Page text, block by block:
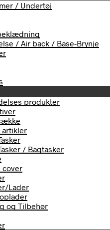
/ Undertøj
/ Air back / Base-Brynje
produkter
artikler
/ Bagtasker
cover
Lader
og Tilbehør